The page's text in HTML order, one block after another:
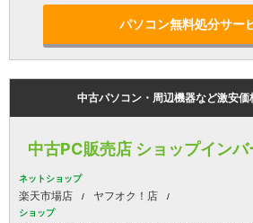
パソコン無料処分サー
中古パソコン・周辺機器など激安価
中古PC販売店 ショップインバ
ネットショップ
楽天市場店 ヤフオク！店
ショップ